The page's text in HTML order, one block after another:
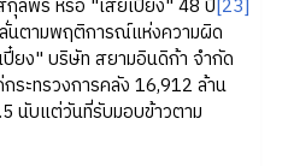
ลพร หรือ "เสี่ยเปี๋ยง" 48 ปี [23]
นตามพฤติการณ์แห่งความผิด
ยง" บริษัท สยามอินดิก้า จำกัด
ระทรวงการคลัง 16,912 ล้าน
นับแต่วันที่รับมอบข้าวตาม